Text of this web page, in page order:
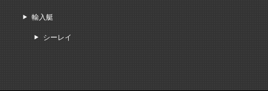
輸入艇
シーレイ